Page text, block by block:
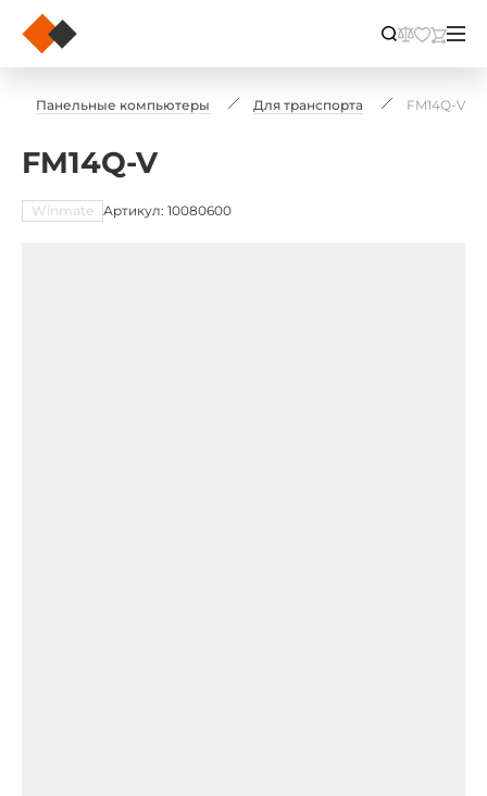
Панельные компьютеры Для транспорта FM14Q-V
FM14Q-V
Winmate Артикул: 10080600